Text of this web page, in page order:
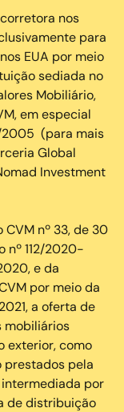
nos
para
EUA por meio
sediada no
Mobiliário,
em especial
2005 (para mais
Global
Investment
nº 33, de 30
nº 112/2020-
e da
por meio da
a oferta de
mobiliários
exterior, como
prestados pela
intermediada por
de distribuição